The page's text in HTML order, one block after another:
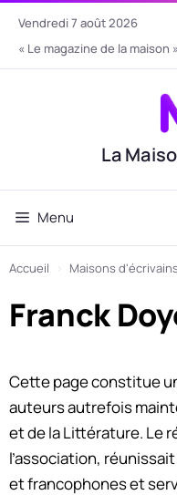
vendredi 7 août 2026
« Le magazine de la maison »
La
Menu
Accueil Maisons
Franck
Cette page constitue
auteurs autrefois
et de la Littérature. Le
l’association,
et francophones et